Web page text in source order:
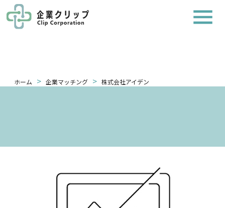
ホーム > 企業マッチング > 株式会社アイデン